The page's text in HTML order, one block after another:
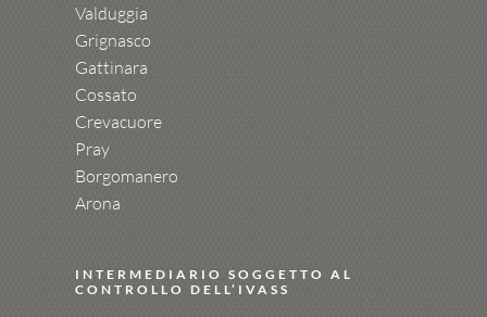
Valduggia
Grignasco
Gattinara
Cossato
Crevacuore
Pray
Borgomanero
Arona
INTERMEDIARIO SOGGETTO AL
CONTROLLO DELL’IVASS